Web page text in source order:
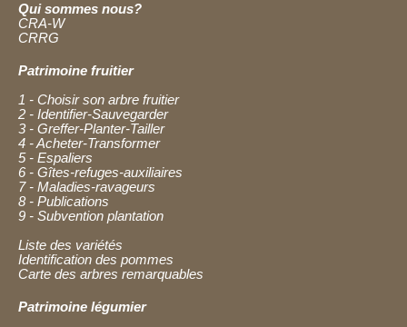
Qui sommes nous?
CRA-W
CRRG
Patrimoine fruitier
1 - Choisir son arbre fruitier
2 - Identifier-Sauvegarder
3 - Greffer-Planter-Tailler
4 - Acheter-Transformer
5 - Espaliers
6 - Gîtes-refuges-auxiliaires
7 - Maladies-ravageurs
8 - Publications
9 - Subvention plantation
Liste des variétés
Identification des pommes
Carte des arbres remarquables
Patrimoine légumier